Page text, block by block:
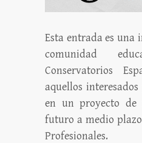
Esta entrada es una
comunidad
Conservatorios
aquellos
en un proyecto de
futuro a medio plazo
Profesionales.